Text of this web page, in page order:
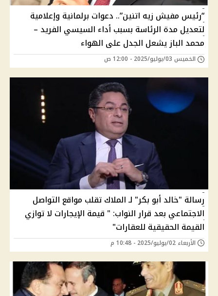
“رئيس مفيش زيه اتنين”.. دعوات برلمانية وإعلامية
لتعديل مدة الرئاسة بسبب أداء السيسي الفريد –
محمد الباز يشعل الجدل على الهواء
الخميس 03/يوليو/2025 - 12:00 ص
رسالة "خالد أبو بكر" لـ الملاك تقلب مواقع التواصل
الاجتماعي بعد قرار النواب: " قيمة الإيجارات لا توازي
القيمة الحقيقية للعقارات"
الأربعاء 02/يوليو/2025 - 10:48 م